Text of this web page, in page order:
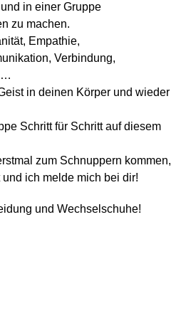
in einer Gruppe
zu machen.
Empathie,
Verbindung,
…
in deinen Körper und wieder
Schritt für Schritt auf diesem
zum Schnuppern kommen,
ich melde mich bei dir!
und Wechselschuhe!